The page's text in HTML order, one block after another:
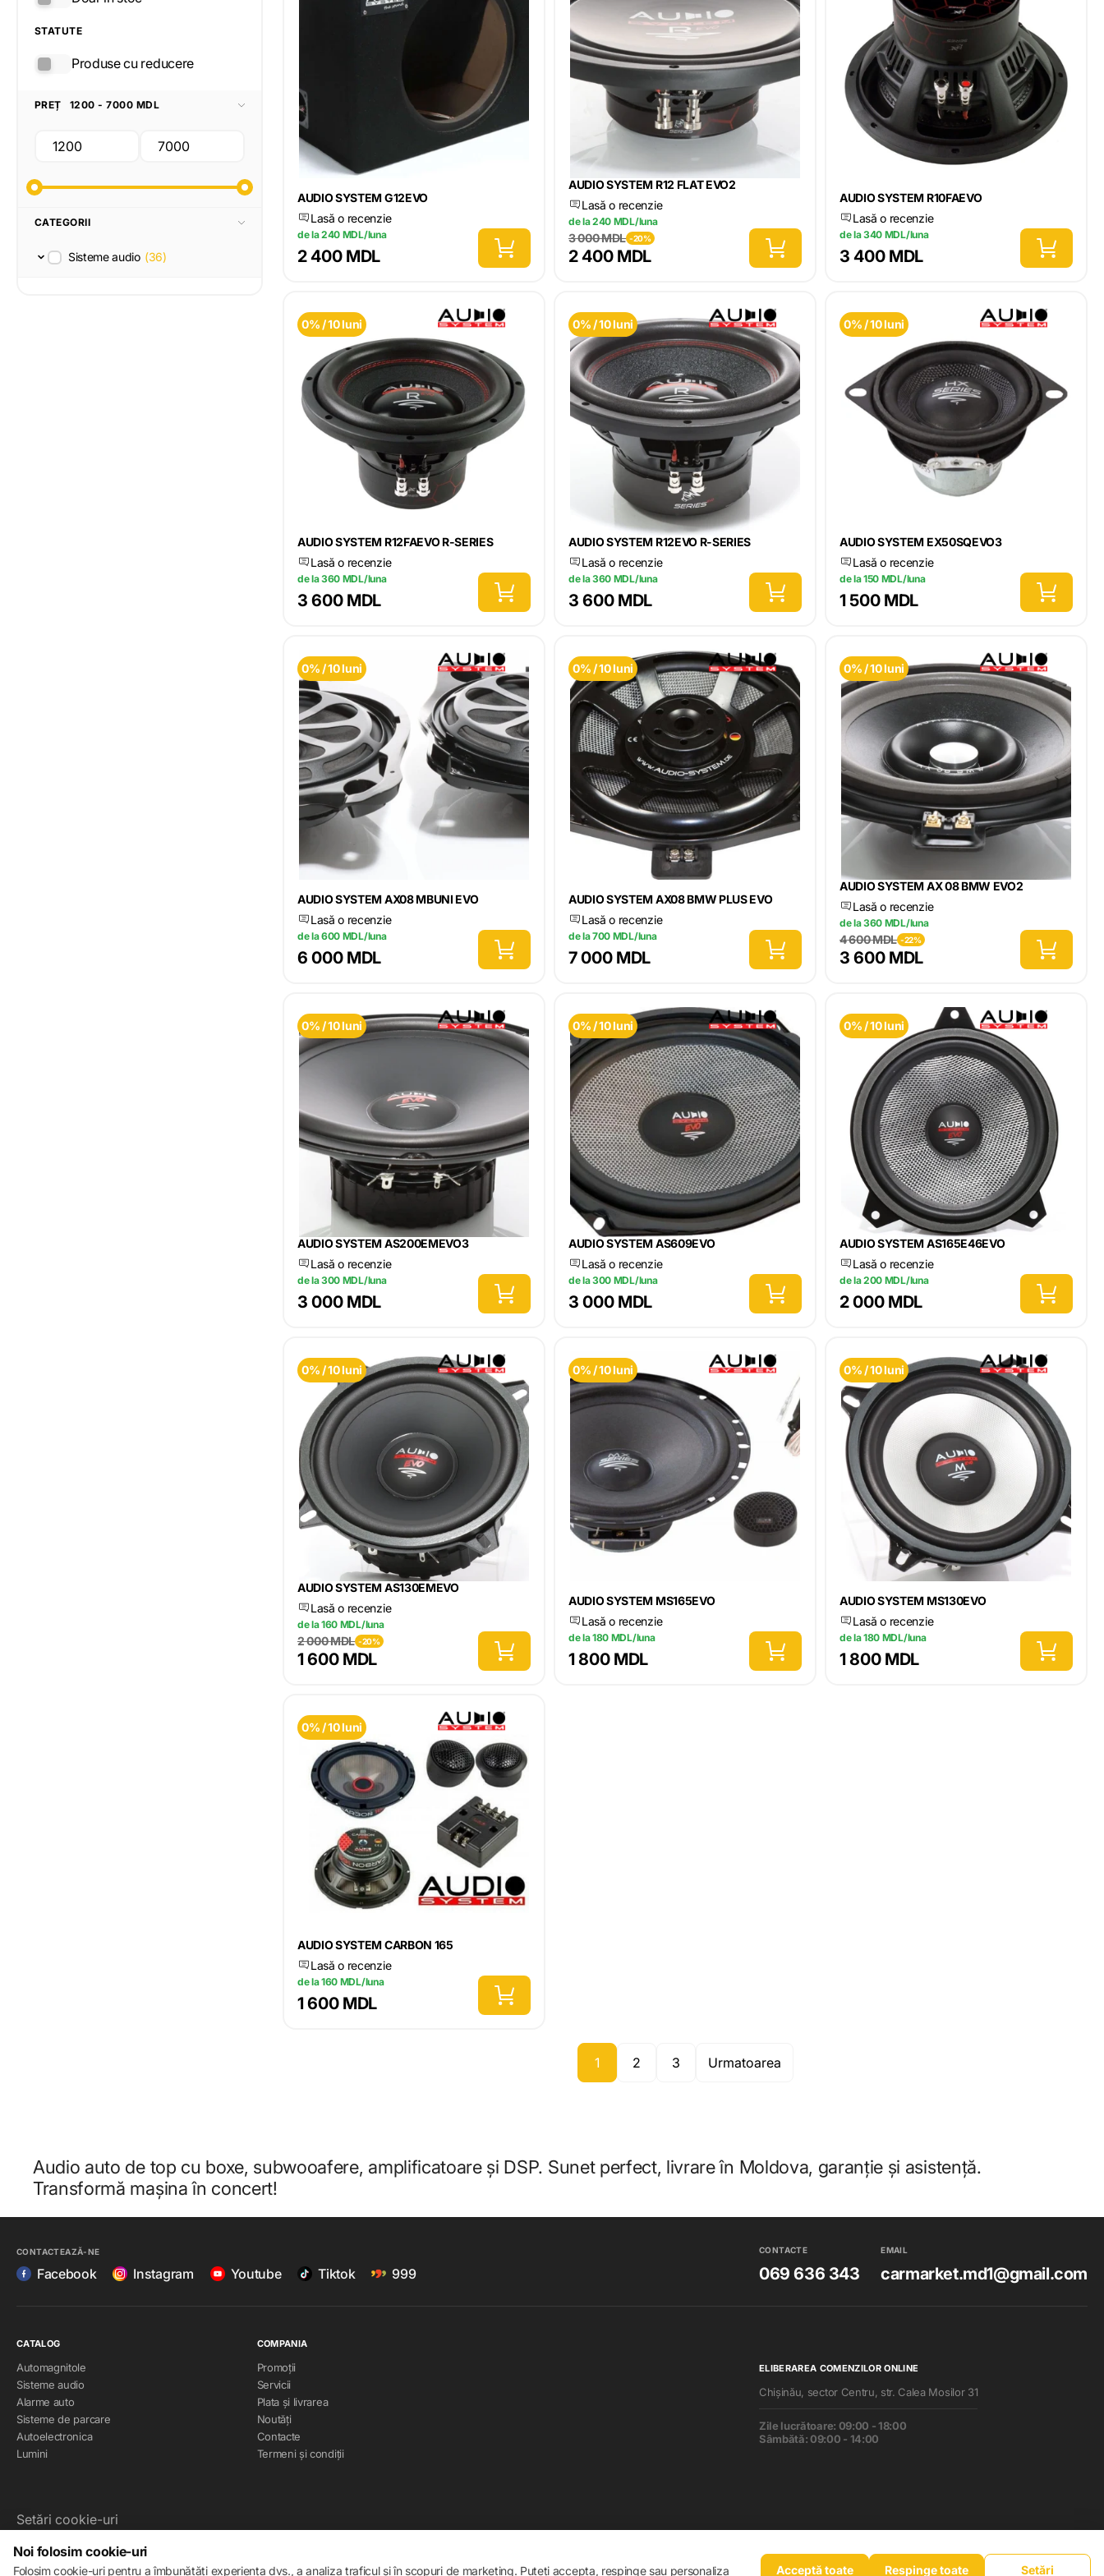
STATUTE
Produse cu reducere
PREȚ 1200 - 7000 MDL
CATEGORII
Sisteme audio (36)
AUDIO SYSTEM G12EVO
Lasă o recenzie
de la 240 MDL/luna
2 400 MDL
AUDIO SYSTEM R12 FLAT EVO2
Lasă o recenzie
de la 240 MDL/luna
2 400 MDL
3 000 MDL -20%
AUDIO SYSTEM R10FAEVO
Lasă o recenzie
de la 340 MDL/luna
3 400 MDL
0% / 10 luni
AUDIO SYSTEM R12FAEVO R-SERIES
Lasă o recenzie
de la 360 MDL/luna
3 600 MDL
0% / 10 luni
AUDIO SYSTEM R12EVO R-SERIES
Lasă o recenzie
de la 360 MDL/luna
3 600 MDL
0% / 10 luni
AUDIO SYSTEM EX50SQEVO3
Lasă o recenzie
de la 150 MDL/luna
1 500 MDL
0% / 10 luni
AUDIO SYSTEM AX08 MBUNI EVO
Lasă o recenzie
de la 600 MDL/luna
6 000 MDL
0% / 10 luni
AUDIO SYSTEM AX08 BMW PLUS EVO
Lasă o recenzie
de la 700 MDL/luna
7 000 MDL
0% / 10 luni
AUDIO SYSTEM AX 08 BMW EVO2
Lasă o recenzie
de la 360 MDL/luna
3 600 MDL
4 600 MDL -22%
0% / 10 luni
AUDIO SYSTEM AS200EMEVO3
Lasă o recenzie
de la 300 MDL/luna
3 000 MDL
0% / 10 luni
AUDIO SYSTEM AS609EVO
Lasă o recenzie
de la 300 MDL/luna
3 000 MDL
0% / 10 luni
AUDIO SYSTEM AS165E46EVO
Lasă o recenzie
de la 200 MDL/luna
2 000 MDL
0% / 10 luni
AUDIO SYSTEM AS130EMEVO
Lasă o recenzie
de la 160 MDL/luna
1 600 MDL
2 000 MDL -20%
0% / 10 luni
AUDIO SYSTEM MS165EVO
Lasă o recenzie
de la 180 MDL/luna
1 800 MDL
0% / 10 luni
AUDIO SYSTEM MS130EVO
Lasă o recenzie
de la 180 MDL/luna
1 800 MDL
0% / 10 luni
AUDIO SYSTEM CARBON 165
Lasă o recenzie
de la 160 MDL/luna
1 600 MDL
1 2 3 Urmatoarea
Audio auto de top cu boxe, subwooafere, amplificatoare și DSP. Sunet perfect, livrare în Moldova, garanție și asistență.
Transformă mașina în concert!
CONTACTEAZĂ-NE
Facebook Instagram Youtube Tiktok 999
CONTACTE
069 636 343
EMAIL
carmarket.md1@gmail.com
CATALOG
Automagnitole
Sisteme audio
Alarme auto
Sisteme de parcare
Autoelectronica
Lumini
COMPANIA
Promoții
Servicii
Plata și livrarea
Noutăți
Contacte
Termeni și condiții
ELIBERAREA COMENZILOR ONLINE
Chișinău, sector Centru, str. Calea Mosilor 31
Zile lucrătoare: 09:00 - 18:00
Sâmbătă: 09:00 - 14:00
Setări cookie-uri
Noi folosim cookie-uri
Folosim cookie-uri pentru a îmbunătăți experiența dvs., a analiza traficul și în scopuri de marketing. Puteți accepta, respinge sau personaliza Acceptă toate Respinge toate Setări